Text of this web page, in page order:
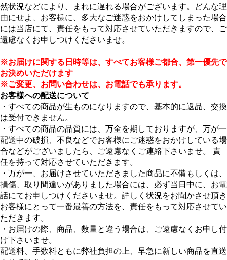
然状況などにより、まれに遅れる場合がございます。どんな理
由にせよ、お客様に、多大なご迷惑をおかけしてしまった場合
には当店にて、責任をもって対応させていただきますので、ご
遠慮なくお申しつけくださいませ。
※お届けに関する日時等は、すべてお客様ご都合、第一優先で
お決めいただけます
※ご変更、お問い合わせは、お電話でも承ります。
お客様への配送について
・すべての商品が生ものになりますので、基本的に返品、交換
は受付できません。
・すべての商品の品質には、万全を期しておりますが、万が一
配送中の破損、不良などでお客様にご迷惑をおかけしている場
合などがございましたら、ご遠慮なくご連絡下さいませ。 責
任を持って対応させていただきます。
・万が一、お届けさせていただきました商品に不備もしくは、
損傷、取り間違いがありました場合には、必ず当日中に、お電
話にてお申しつけくださいませ。詳しく状況をお聞かさせ頂き
お客様にとって一番最善の方法を、責任をもって対応させてい
ただきます。
・お届けの際、商品、数量と違う場合は、ご遠慮なくお申し付
け下さいませ。
配送料、手数料ともに弊社負担の上、早急に新しい商品を直送